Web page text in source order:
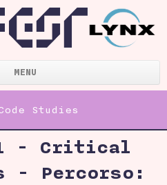
MENU
Studies
- Critical
- Percorso: